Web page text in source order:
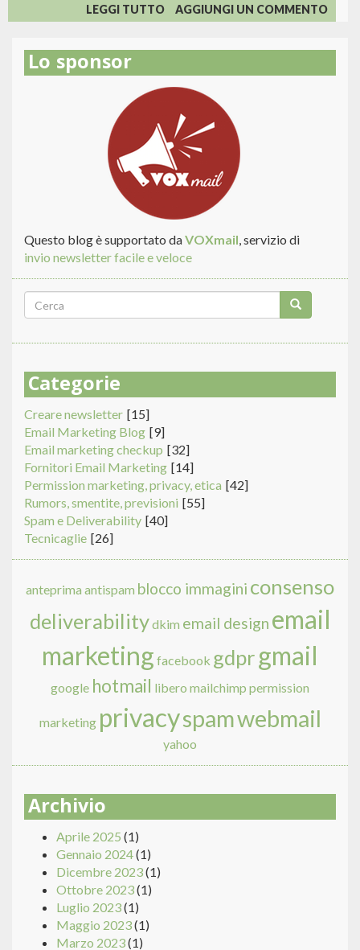
LEGGI TUTTO SU
GDPR:
E
NOMINA
DEI
RESPONSABILI
DEL
TRATTAMENTO
DEI
AGGIUNGI UN COMMENTO
Lo sponsor
Questo blog è supportato daVOXmail, servizio di
invio newsletter facile e veloce
Form
di
ricerca
Categorie
Creare newsletter [15]
Email Marketing Blog [9]
Email marketing checkup [32]
Fornitori Email Marketing [14]
Permission marketing, privacy, etica [42]
Rumors, smentite, previsioni [55]
Spam e Deliverability [40]
Tecnicaglie [26]
anteprima antispam blocco immagini consenso
deliverabilitydkim email design email
marketing facebook gdpr gmail
google hotmail libero mailchimp permission
marketing privacyspamwebmail
yahoo
Archivio
Aprile 2025 (1)
Gennaio 2024(1)
Dicembre 2023(1)
Ottobre 2023(1)
Luglio 2023(1)
Maggio 2023(1)
Marzo 2023(1)